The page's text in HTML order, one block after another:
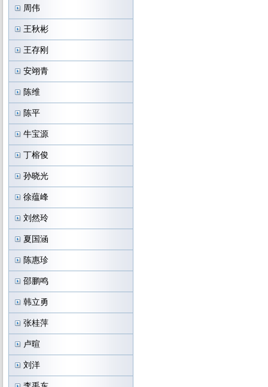
周伟
王秋彬
王存刚
安翊青
陈维
陈平
牛宝源
丁榕俊
孙晓光
徐蕴峰
刘然玲
夏国涵
陈惠珍
邵鹏鸣
韩立勇
张桂萍
卢暄
刘洋